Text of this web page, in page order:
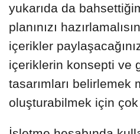
yukarıda da
planınızı
içerikler
içeriklerin konsepti ve
tasarımları belirlemek
oluşturabilmek için